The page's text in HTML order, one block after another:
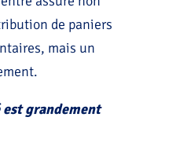
de paniers
mais un
est grandement